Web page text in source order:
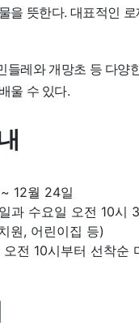
을 뜻한다. 대표적인
들레와 개망초 등 다
울 수 있다.
12월 24일
과 수요일 오전 10시
원, 어린이집 등)
전 10시부터 선착순